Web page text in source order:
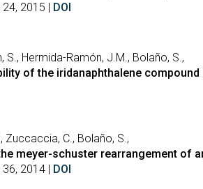
2015 | DOI
Hermida-Ramón, J.M., Bolaño, S.,
of the iridanaphthalene
Zuccaccia, C., Bolaño, S.,
meyer-schuster rearrangement of
2014 | DOI